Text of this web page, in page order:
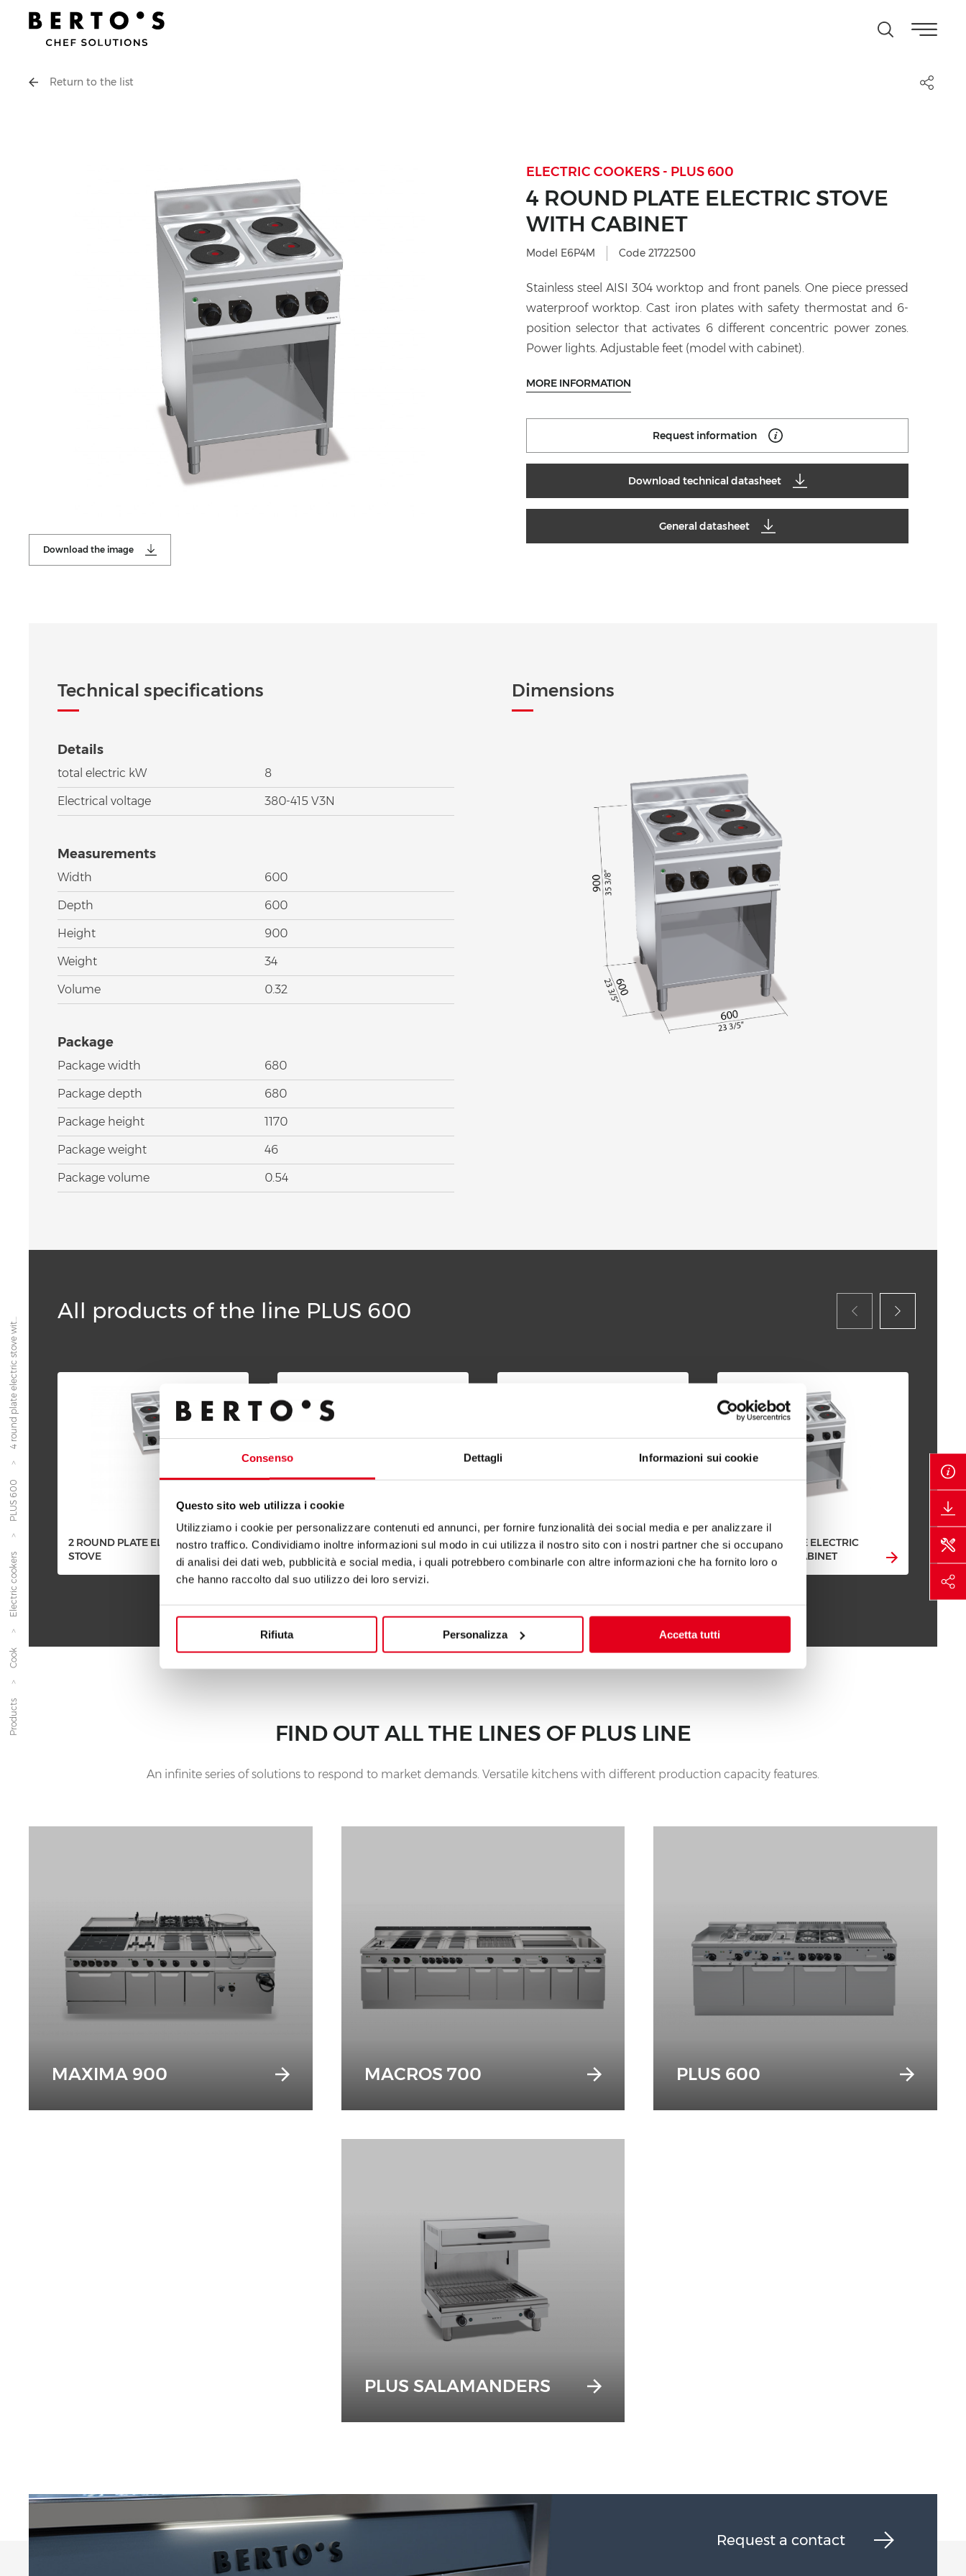
Consenso Dettagli Informazioni sui cookie
Questo sito web utilizza i cookie
Utilizziamo i cookie per personalizzare contenuti ed annunci, per fornire funzionalità dei social media e per analizzare il
nostro traffico. Condividiamo inoltre informazioni sul modo in cui utilizza il nostro sito con i nostri partner che si occupano
di analisi dei dati web, pubblicità e social media, i quali potrebbero combinarle con altre informazioni che ha fornito loro o
che hanno raccolto dal suo utilizzo dei loro servizi.
Rifiuta Personalizza Accetta tutti
Products
Cook
Electric cookers
PLUS 600
4 round plate electric stove wit...
Return to the list
Download the image
ELECTRIC COOKERS - PLUS 600
4 ROUND PLATE ELECTRIC STOVE
WITH CABINET
Model E6P4M Code 21722500
Stainless steel AISI 304 worktop and front panels. One piece pressed
waterproof worktop. Cast iron plates with safety thermostat and 6-
position selector that activates 6 different concentric power zones.
Power lights. Adjustable feet (model with cabinet).
MORE INFORMATION
Request information
Download technical datasheet
General datasheet
Technical specifications
Details
total electric kW 8
Electrical voltage 380-415 V3N
Measurements
Width 600
Depth 600
Height 900
Weight 34
Volume 0.32
Package
Package width 680
Package depth 680
Package height 1170
Package weight 46
Package volume 0.54
Dimensions
All products of the line PLUS 600
2 ROUND PLATE ELECTRIC
STOVE
2 ROUND PLATE ELECTRIC
STOVE WITH CABINET
4 ROUND PLATE ELECTRIC
STOVE
4 ROUND PLATE ELECTRIC
STOVE WITH CABINET
4
FIND OUT ALL THE LINES OF PLUS LINE
An infinite series of solutions to respond to market demands. Versatile kitchens with different production capacity features.
MAXIMA 900 MACROS 700 PLUS 600
PLUS SALAMANDERS
Request a contact